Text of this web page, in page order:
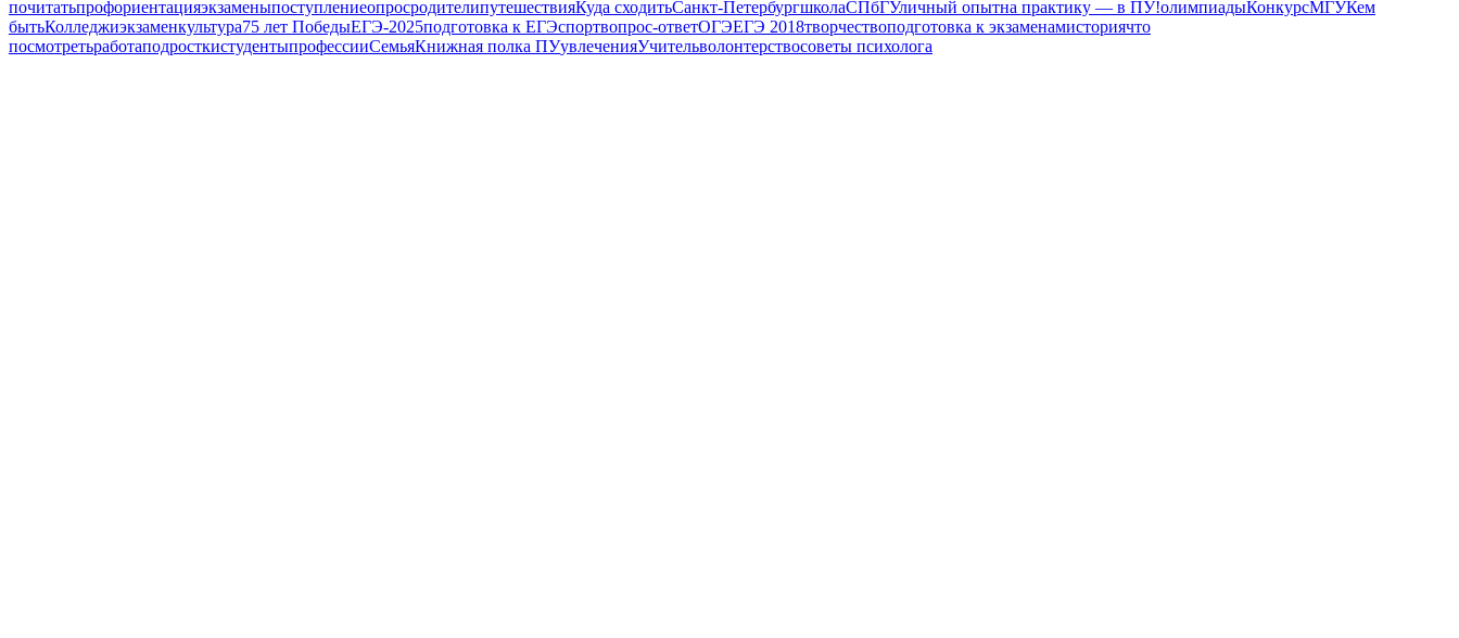
почитатьпрофориентацияэкзаменыпоступлениеопросродителипутешествияКуда сходитьСанкт-ПетербургшколаСПбГУличный опытна практику — в ПУ!олимпиадыКонкурсМГУКем
бытьКолледжиэкзаменкультура75 лет ПобедыЕГЭ-2025подготовка к ЕГЭспортвопрос-ответОГЭЕГЭ 2018творчествоподготовка к экзаменамисториячто
посмотретьработаподросткистудентыпрофессииСемьяКнижная полка ПУувлеченияУчительволонтерствосоветы психолога